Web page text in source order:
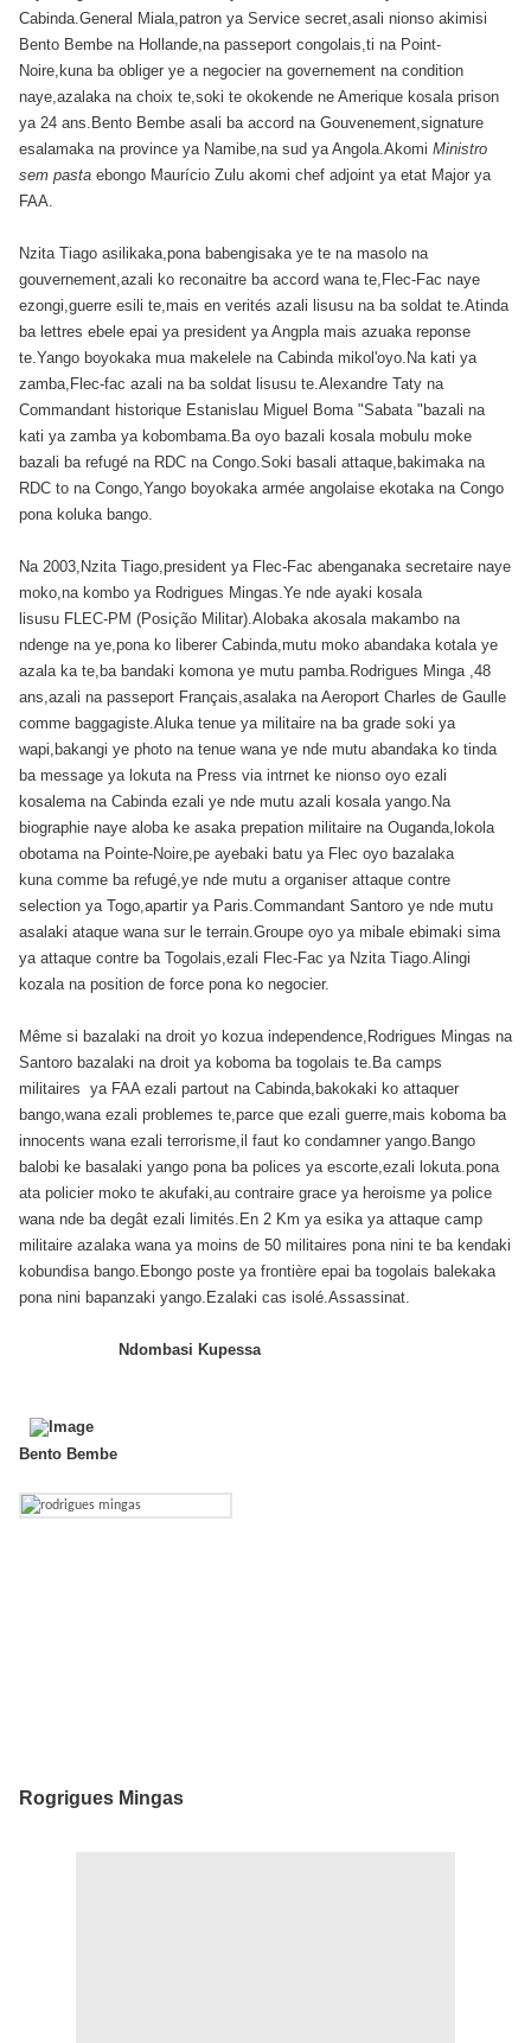
Cabinda.General Miala,patron ya Service secret,asali nionso akimisi
Bento Bembe na Hollande,na passeport congolais,ti na Point-
Noire,kuna ba obliger ye a negocier na governement na condition
naye,azalaka na choix te,soki te okokende ne Amerique kosala prison
ya 24 ans.Bento Bembe asali ba accord na Gouvenement,signature
esalamaka na province ya Namibe,na sud ya Angola.Akomi Ministro
sem pasta ebongo Maurício Zulu akomi chef adjoint ya etat Major ya
FAA.
Nzita Tiago asilikaka,pona babengisaka ye te na masolo na
gouvernement,azali ko reconaitre ba accord wana te,Flec-Fac naye
ezongi,guerre esili te,mais en verités azali lisusu na ba soldat te.Atinda
ba lettres ebele epai ya president ya Angpla mais azuaka reponse
te.Yango boyokaka mua makelele na Cabinda mikol'oyo.Na kati ya
zamba,Flec-fac azali na ba soldat lisusu te.Alexandre Taty na
Commandant historique Estanislau Miguel Boma "Sabata "bazali na
kati ya zamba ya kobombama.Ba oyo bazali kosala mobulu moke
bazali ba refugé na RDC na Congo.Soki basali attaque,bakimaka na
RDC to na Congo,Yango boyokaka armée angolaise ekotaka na Congo
pona koluka bango.
Na 2003,Nzita Tiago,president ya Flec-Fac abenganaka secretaire naye
moko,na kombo ya Rodrigues Mingas.Ye nde ayaki kosala
lisusu FLEC-PM (Posição Militar).Alobaka akosala makambo na
ndenge na ye,pona ko liberer Cabinda,mutu moko abandaka kotala ye
azala ka te,ba bandaki komona ye mutu pamba.Rodrigues Minga ,48
ans,azali na passeport Français,asalaka na Aeroport Charles de Gaulle
comme baggagiste.Aluka tenue ya militaire na ba grade soki ya
wapi,bakangi ye photo na tenue wana ye nde mutu abandaka ko tinda
ba message ya lokuta na Press via intrnet ke nionso oyo ezali
kosalema na Cabinda ezali ye nde mutu azali kosala yango.Na
biographie naye aloba ke asaka prepation militaire na Ouganda,lokola
obotama na Pointe-Noire,pe ayebaki batu ya Flec oyo bazalaka
kuna comme ba refugé,ye nde mutu a organiser attaque contre
selection ya Togo,apartir ya Paris.Commandant Santoro ye nde mutu
asalaki ataque wana sur le terrain.Groupe oyo ya mibale ebimaki sima
ya attaque contre ba Togolais,ezali Flec-Fac ya Nzita Tiago.Alingi
kozala na position de force pona ko negocier.
Même si bazalaki na droit yo kozua independence,Rodrigues Mingas na
Santoro bazalaki na droit ya koboma ba togolais te.Ba camps
militaires ya FAA ezali partout na Cabinda,bakokaki ko attaquer
bango,wana ezali problemes te,parce que ezali guerre,mais koboma ba
innocents wana ezali terrorisme,il faut ko condamner yango.Bango
balobi ke basalaki yango pona ba polices ya escorte,ezali lokuta.pona
ata policier moko te akufaki,au contraire grace ya heroisme ya police
wana nde ba degât ezali limités.En 2 Km ya esika ya attaque camp
militaire azalaka wana ya moins de 50 militaires pona nini te ba kendaki
kobundisa bango.Ebongo poste ya frontière epai ba togolais balekaka
pona nini bapanzaki yango.Ezalaki cas isolé.Assassinat.
Ndombasi Kupessa
Bento Bembe
Rogrigues Mingas